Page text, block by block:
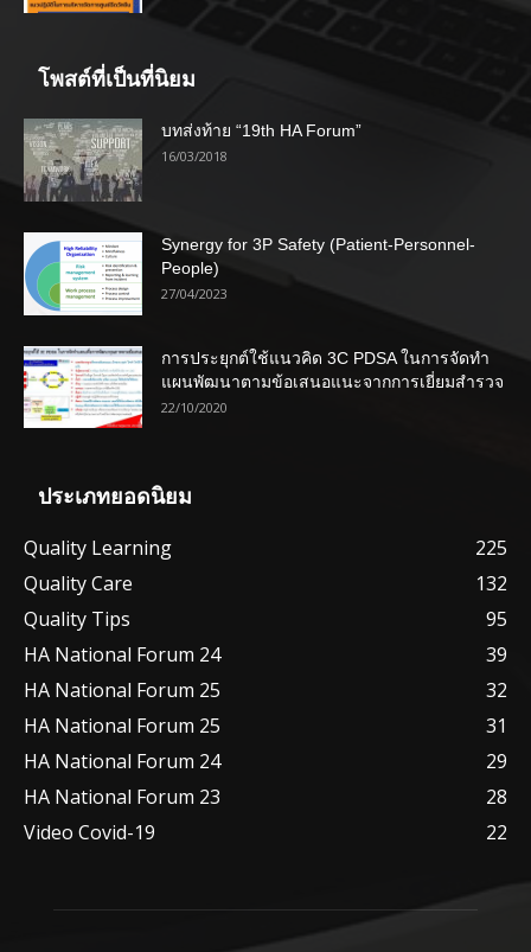
โพสต์ที่เป็นที่นิยม
บทส่งท้าย “19th HA Forum”
16/03/2018
Synergy for 3P Safety (Patient-Personnel-
People)
27/04/2023
การประยุกต์ใช้แนวคิด 3C PDSA ในการจัดทำ
แผนพัฒนาตามข้อเสนอแนะจากการเยี่ยมสำรวจ
22/10/2020
ประเภทยอดนิยม
Quality Learning
225
Quality Care
132
Quality Tips
95
HA National Forum 24
39
HA National Forum 25
32
HA National Forum 25
31
HA National Forum 24
29
HA National Forum 23
28
Video Covid-19
22